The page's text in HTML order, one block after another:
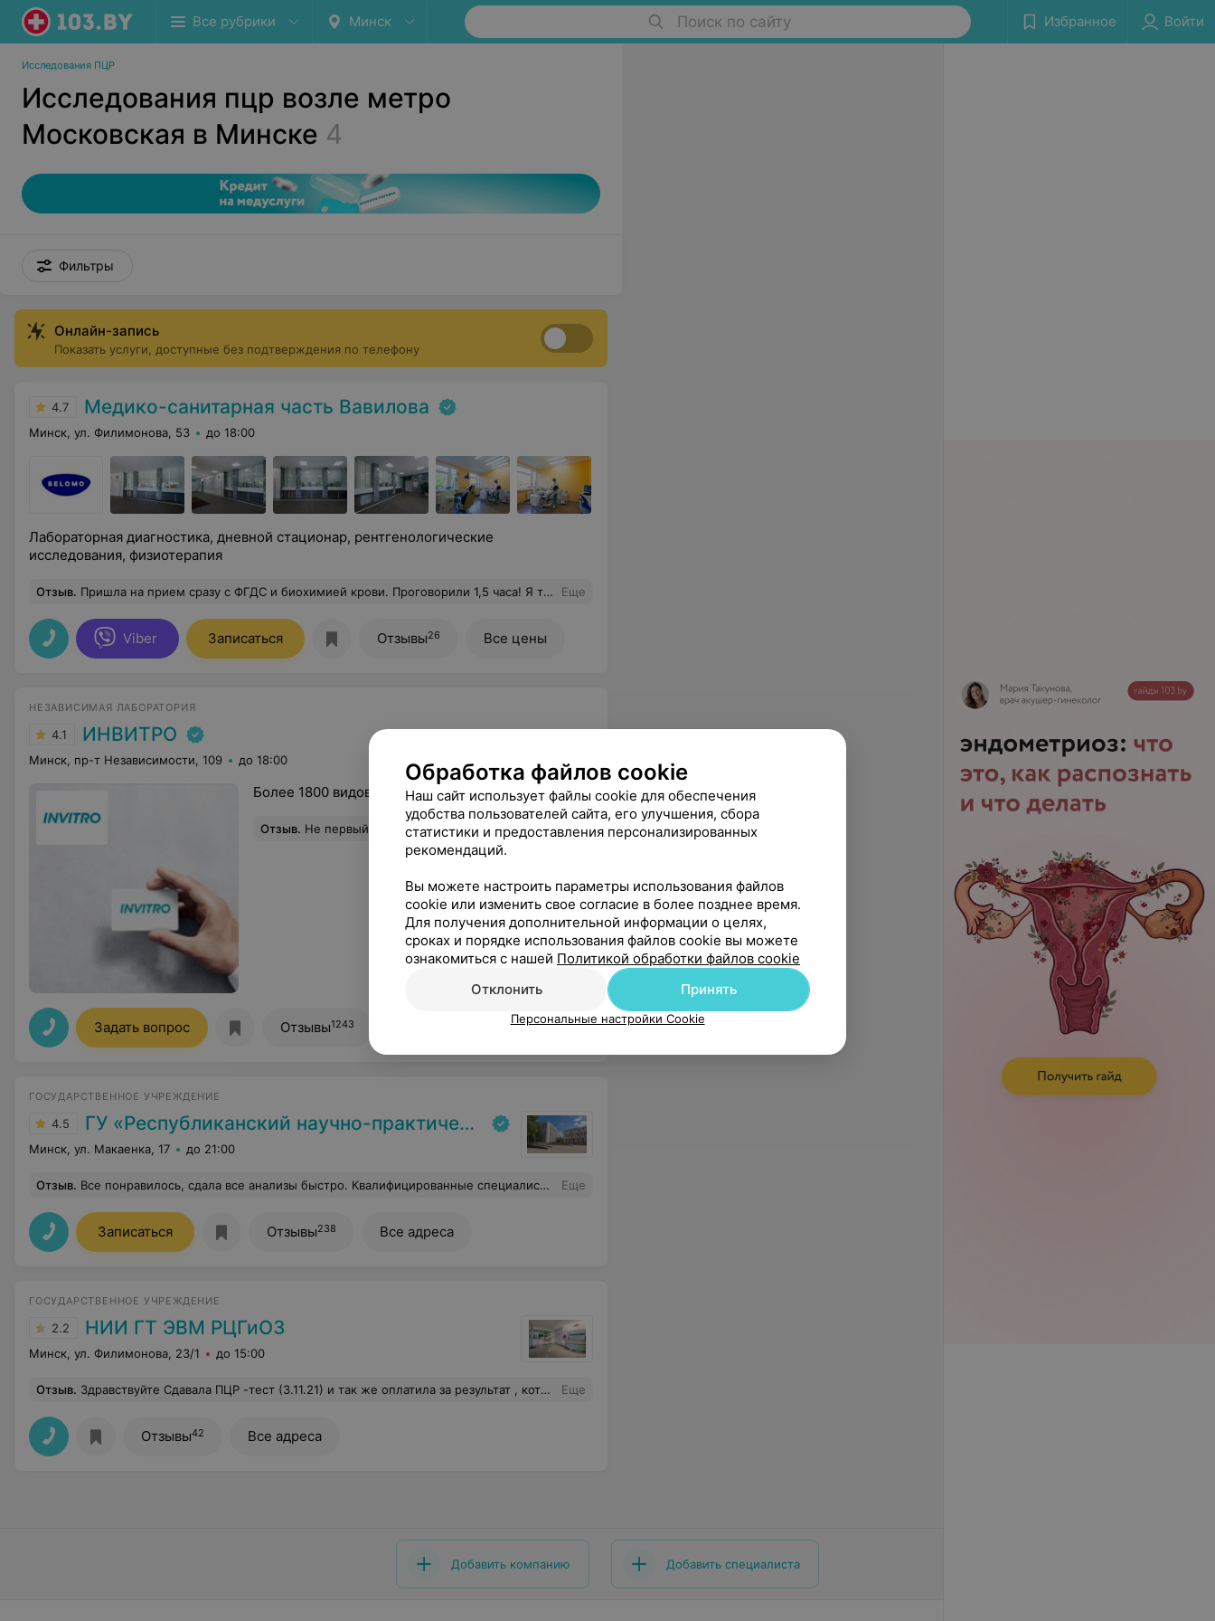
Все рубрики Минск Поиск по сайту Избранное Войти
Исследования ПЦР
Исследования пцр возле метро
Московская в Минске 4
Фильтры
Онлайн-запись
Показать услуги, доступные без подтверждения по телефону
4.7 Медико-санитарная часть Вавилова
Минск, ул. Филимонова, 53 до 18:00
Лабораторная диагностика, дневной стационар, рентгенологические
исследования, физиотерапия
Отзыв. Пришла на прием сразу с ФГДС и биохимией крови. Проговорили 1,5 часа! Я такого внимательного и неравнодушного врача еще не встречала! Все очень подробно и доходчиво объяснила, рассказала что еще диагностировать, как быть дальше, схему лечения. И даже успокоила мою панику из-за аутоиммунного диагноза. Еще
Viber Записаться Отзывы26 Все цены
НЕЗАВИСИМАЯ ЛАБОРАТОРИЯ
4.1 ИНВИТРО
Минск, пр-т Независимости, 109 до 18:00
Более 1800 видов лабораторных исследований
Отзыв. Не первый раз доводится обращаться в это отделение Инвитро и как Всегда, остаётся приятное впечатление и о сотрудника и о их умении профессионально выполнять свою работу. Оставайтесь всегда на Высшем уровне. Благодарю Еще
Задать вопрос Отзывы1243
ГОСУДАРСТВЕННОЕ УЧРЕЖДЕНИЕ
4.5 ГУ «Республиканский научно-практический центр медицинской экспертизы и реабилитаци»
Минск, ул. Макаенка, 17 до 21:00
Отзыв. Все понравилось, сдала все анализы быстро. Квалифицированные специалисты ответили на все интересующие вопросы. Рекомендую! Еще
Записаться Отзывы238 Все адреса
ГОСУДАРСТВЕННОЕ УЧРЕЖДЕНИЕ
2.2 НИИ ГТ ЭВМ РЦГиОЗ
Минск, ул. Филимонова, 23/1 до 15:00
Отзыв. Здравствуйте Сдавала ПЦР -тест (3.11.21) и так же оплатила за результат , который придёт по приложению « Путешествуй без ковид» для выезда на территорию РФ. 4.11.21 результат я не получила , сейчас 23:27 и до сих пор у меня нет результата , хотя сказали результат я получу на сдающий день с 16:00-17:00. У меня выезд в 06:00 (05.11.21) , что мне делать ? QR код не являются документом для контролирующих органов , это прописано в вашем же договоре. Я доверилась вашему государственному учреждению , но только ни теста , ни результата. Работа выполнена ? И какие неприятности меня ожидают без ПЦР-теста ? Жду ответа Спасибо Еще
Отзывы42 Все адреса
Добавить компанию Добавить специалиста
Обработка файлов cookie
Наш сайт использует файлы cookie для обеспечения
удобства пользователей сайта, его улучшения, сбора
статистики и предоставления персонализированных
рекомендаций.
Вы можете настроить параметры использования файлов
cookie или изменить свое согласие в более позднее время.
Для получения дополнительной информации о целях,
сроках и порядке использования файлов cookie вы можете
ознакомиться с нашей Политикой обработки файлов cookie
Отклонить
Принять
Персональные настройки Cookie